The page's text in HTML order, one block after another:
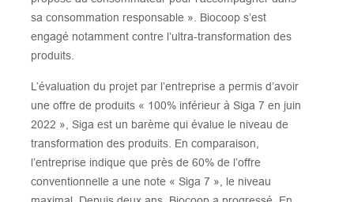
sa consommation responsable ». Biocoop s’est
engagé notamment contre l’ultra-transformation des
produits.
L’évaluation du projet par l’entreprise a permis d’avoir
une offre de produits « 100% inférieur à Siga 7 en juin
2022 », Siga est un barème qui évalue le niveau de
transformation des produits. En comparaison,
l’entreprise indique que près de 60% de l’offre
conventionnelle a une note « Siga 7 », le niveau